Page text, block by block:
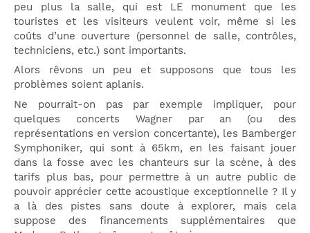
peu plus la salle, qui est LE monument que les
touristes et les visiteurs veulent voir, même si les
coûts d’une ouverture (personnel de salle, contrôles,
techniciens, etc.) sont importants.
Alors rêvons un peu et supposons que tous les
problèmes soient aplanis.
Ne pourrait-on pas par exemple impliquer, pour
quelques concerts Wagner par an (ou des
représentations en version concertante), les Bamberger
Symphoniker, qui sont à 65km, en les faisant jouer
dans la fosse avec les chanteurs sur la scène, à des
tarifs plus bas, pour permettre à un autre public de
pouvoir apprécier cette acoustique exceptionnelle ? Il y
a là des pistes sans doute à explorer, mais cela
suppose des financements supplémentaires que